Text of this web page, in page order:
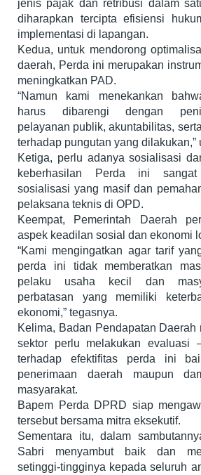
jenis pajak dan retribusi dalam
diharapkan tercipta efisiensi
implementasi di lapangan.
Kedua, untuk mendorong
daerah, Perda ini merupakan
meningkatkan PAD.
“Namun kami menekankan
harus dibarengi dengan
pelayanan publik, akuntabilitas,
terhadap pungutan yang dilakukan,”
Ketiga, perlu adanya sosialisasi
keberhasilan Perda ini
sosialisasi yang masif dan
pelaksana teknis di OPD.
Keempat, Pemerintah Daerah
aspek keadilan sosial dan ekonomi
“Kami mengingatkan agar tarif
perda ini tidak memberatkan
pelaku usaha kecil dan
perbatasan yang memiliki
ekonomi,” tegasnya.
Kelima, Badan Pendapatan Daerah
sektor perlu melakukan evaluasi
terhadap efektifitas perda ini
penerimaan daerah maupun
masyarakat.
Bapem Perda DPRD siap
tersebut bersama mitra eksekutif.
Sementara itu, dalam
Sabri menyambut baik dan
setinggi-tingginya kepada seluruh